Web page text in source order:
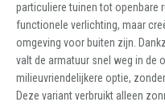
particuliere tuinen tot openbare
functionele verlichting, maar
omgeving voor buiten zijn.
valt de armatuur snel weg in de
milieuvriendelijkere optie,
Deze variant verbruikt alleen